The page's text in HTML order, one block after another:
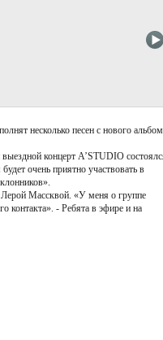
несколько песен с нового
концерт A’STUDIO
очень приятно участвовать в
Массквой. «У меня о группе
контакта». - Ребята в эфире и на